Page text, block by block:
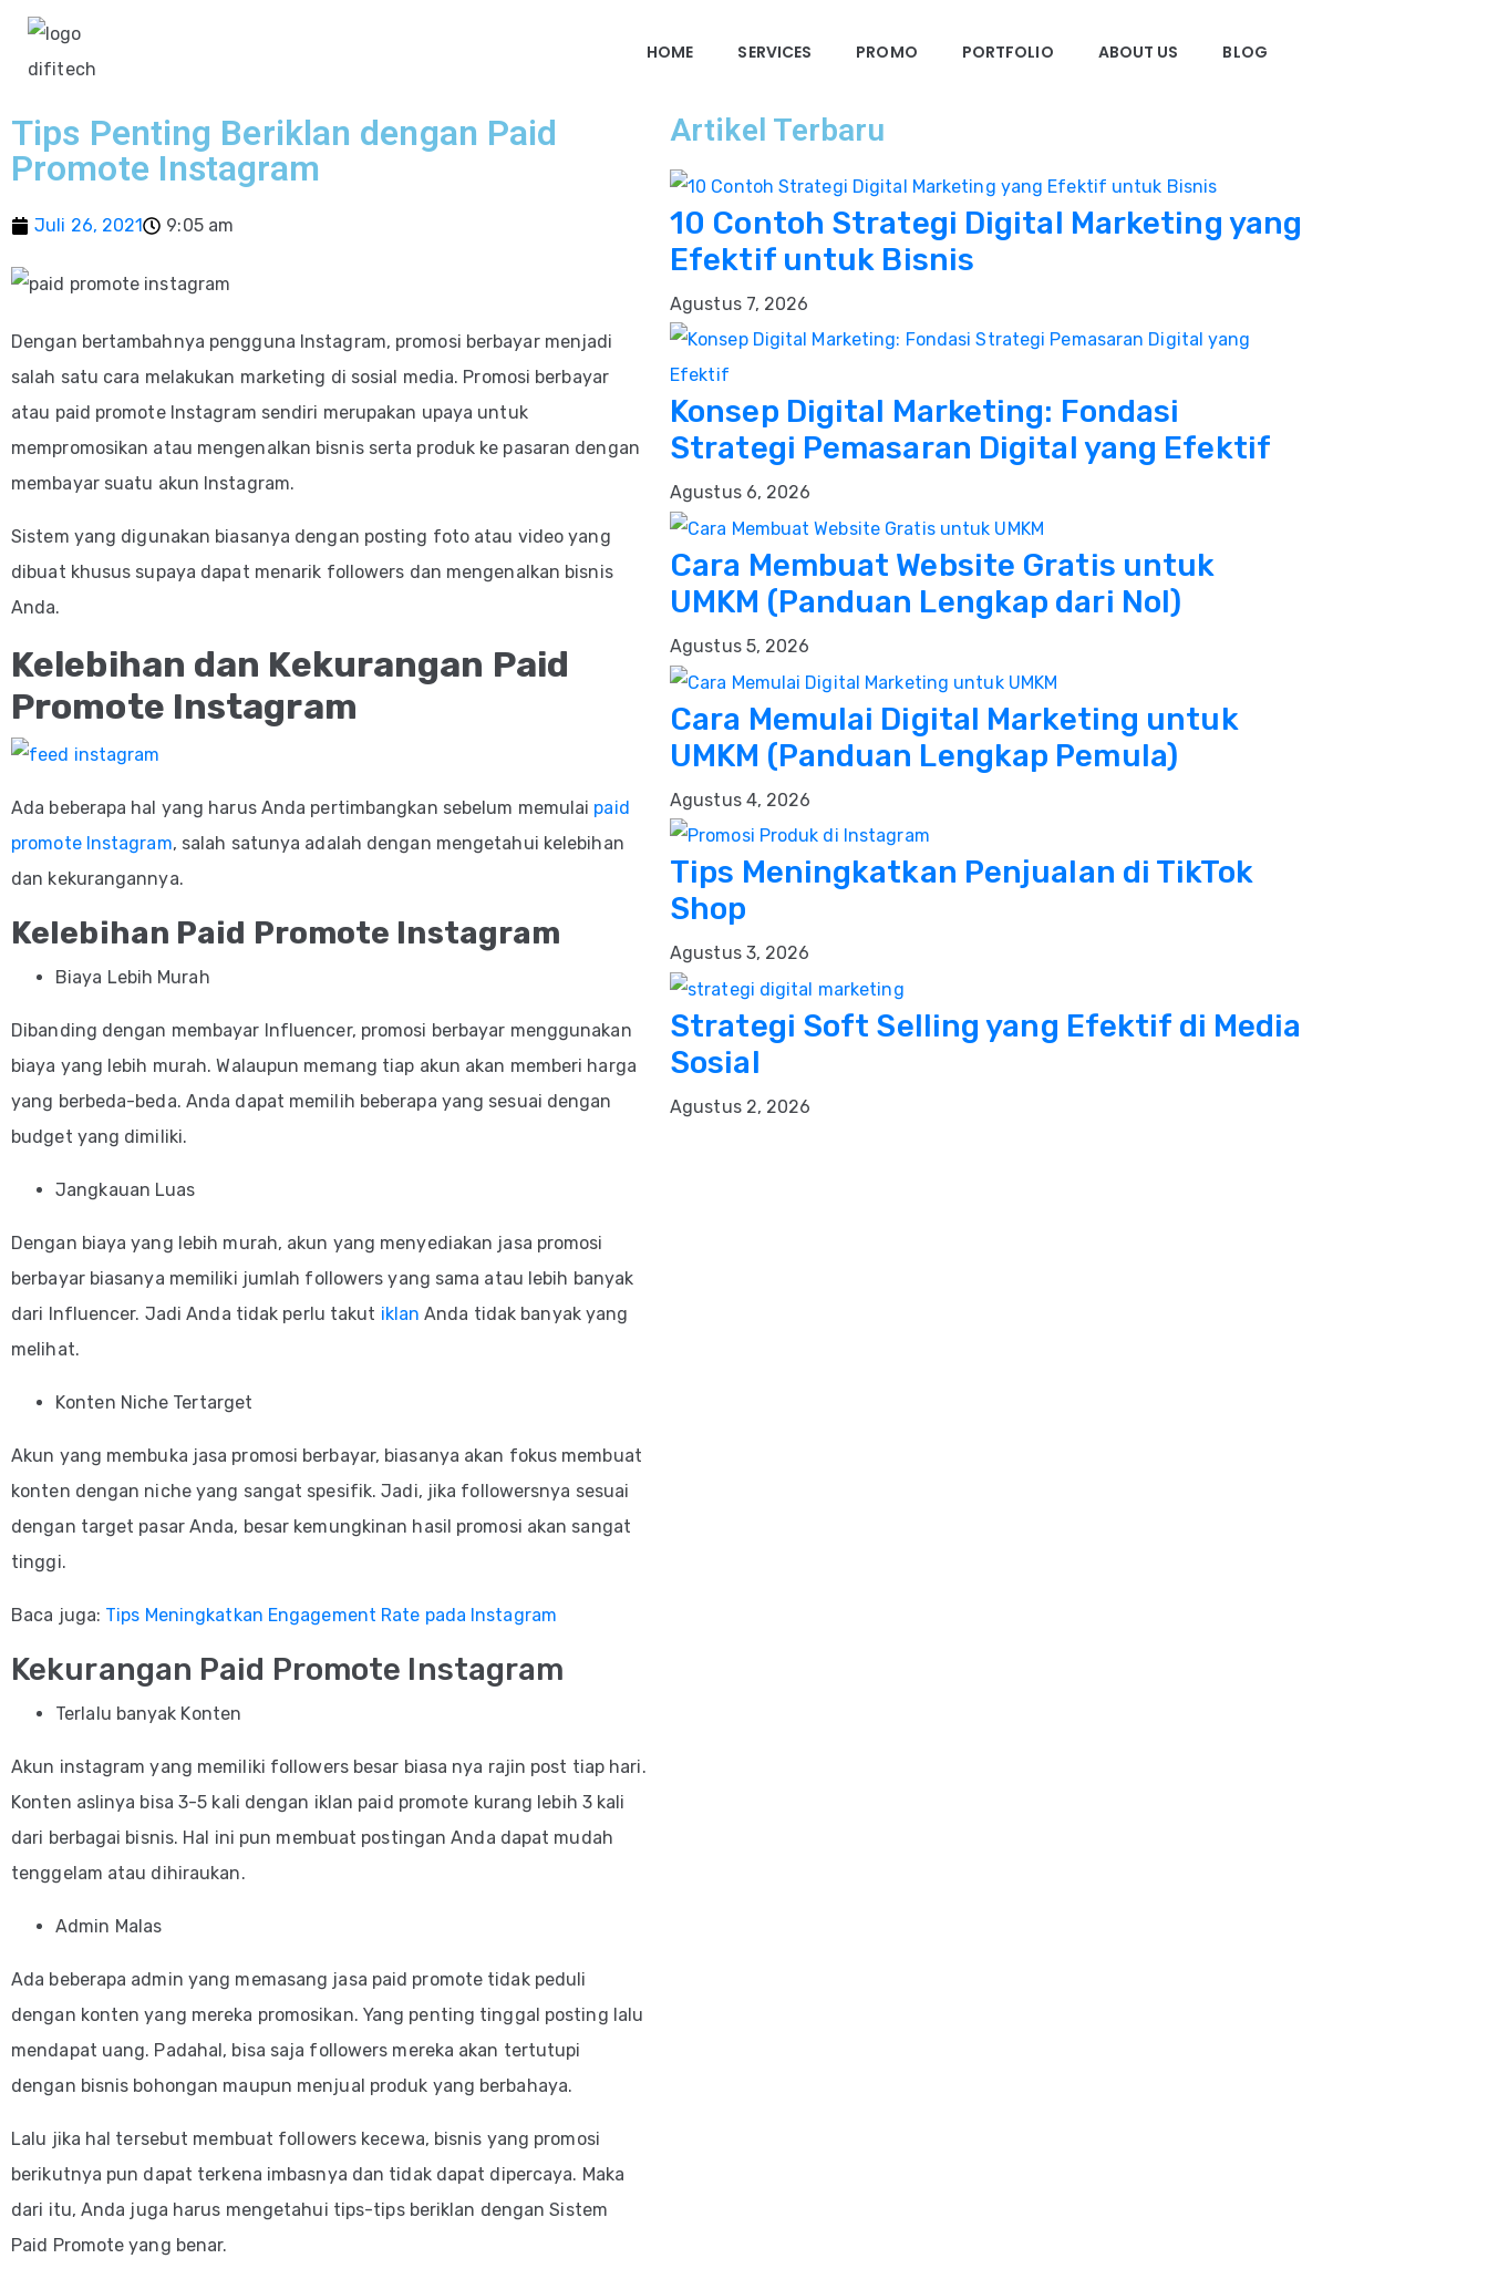
HOME SERVICES PROMO PORTFOLIO ABOUT US BLOG
Tips Penting Beriklan dengan Paid
Promote Instagram
Juli 26, 2021 9:05 am
Dengan bertambahnya pengguna Instagram, promosi berbayar menjadi
salah satu cara melakukan marketing di sosial media. Promosi berbayar
atau paid promoteInstagram sendiri merupakan upaya untuk
mempromosikan atau mengenalkan bisnis serta produk ke pasaran dengan
membayar suatu akun Instagram.
Sistem yang digunakan biasanya dengan posting foto atau video yang
dibuat khusus supaya dapat menarik followers dan mengenalkan bisnis
Anda.
Kelebihan dan Kekurangan Paid
Promote Instagram
Ada beberapa hal yang harus Anda pertimbangkan sebelum memulai paid
promote Instagram, salah satunya adalah dengan mengetahui kelebihan
dan kekurangannya.
Kelebihan Paid Promote Instagram
Biaya Lebih Murah
Dibanding dengan membayar Influencer, promosi berbayar menggunakan
biaya yang lebih murah. Walaupun memang tiap akun akan memberi harga
yang berbeda-beda. Anda dapat memilih beberapa yang sesuai dengan
budget yang dimiliki.
Jangkauan Luas
Dengan biaya yang lebih murah, akun yang menyediakan jasa promosi
berbayar biasanya memiliki jumlah followers yang sama atau lebih banyak
dari Influencer. Jadi Anda tidak perlu takut iklan Anda tidak banyak yang
melihat.
Konten Niche Tertarget
Akun yang membuka jasa promosi berbayar, biasanya akan fokus membuat
konten dengan niche yang sangat spesifik. Jadi, jika followersnya sesuai
dengan target pasar Anda, besar kemungkinan hasil promosi akan sangat
tinggi.
Baca juga: Tips Meningkatkan Engagement Rate pada Instagram
Kekurangan Paid Promote Instagram
Terlalu banyak Konten
Akun instagram yang memiliki followers besar biasa nya rajin post tiap hari.
Konten aslinya bisa 3-5 kali dengan iklan paid promote kurang lebih 3 kali
dari berbagai bisnis. Hal ini pun membuat postingan Anda dapat mudah
tenggelam atau dihiraukan.
Admin Malas
Ada beberapa admin yang memasang jasa paid promote tidak peduli
dengan konten yang mereka promosikan. Yang penting tinggal posting lalu
mendapat uang. Padahal, bisa saja followers mereka akan tertutupi
dengan bisnis bohongan maupun menjual produk yang berbahaya.
Lalu jika hal tersebut membuat followers kecewa, bisnis yang promosi
berikutnya pun dapat terkena imbasnya dan tidak dapat dipercaya. Maka
dari itu, Anda juga harus mengetahui tips-tips beriklan dengan Sistem
Paid Promote yang benar.
Artikel Terbaru
10 Contoh Strategi Digital Marketing yang
Efektif untuk Bisnis
Agustus 7, 2026
Konsep Digital Marketing: Fondasi
Strategi Pemasaran Digital yang Efektif
Agustus 6, 2026
Cara Membuat Website Gratis untuk
UMKM (Panduan Lengkap dari Nol)
Agustus 5, 2026
Cara Memulai Digital Marketing untuk
UMKM (Panduan Lengkap Pemula)
Agustus 4, 2026
Tips Meningkatkan Penjualan di TikTok
Shop
Agustus 3, 2026
Strategi Soft Selling yang Efektif di Media
Sosial
Agustus 2, 2026